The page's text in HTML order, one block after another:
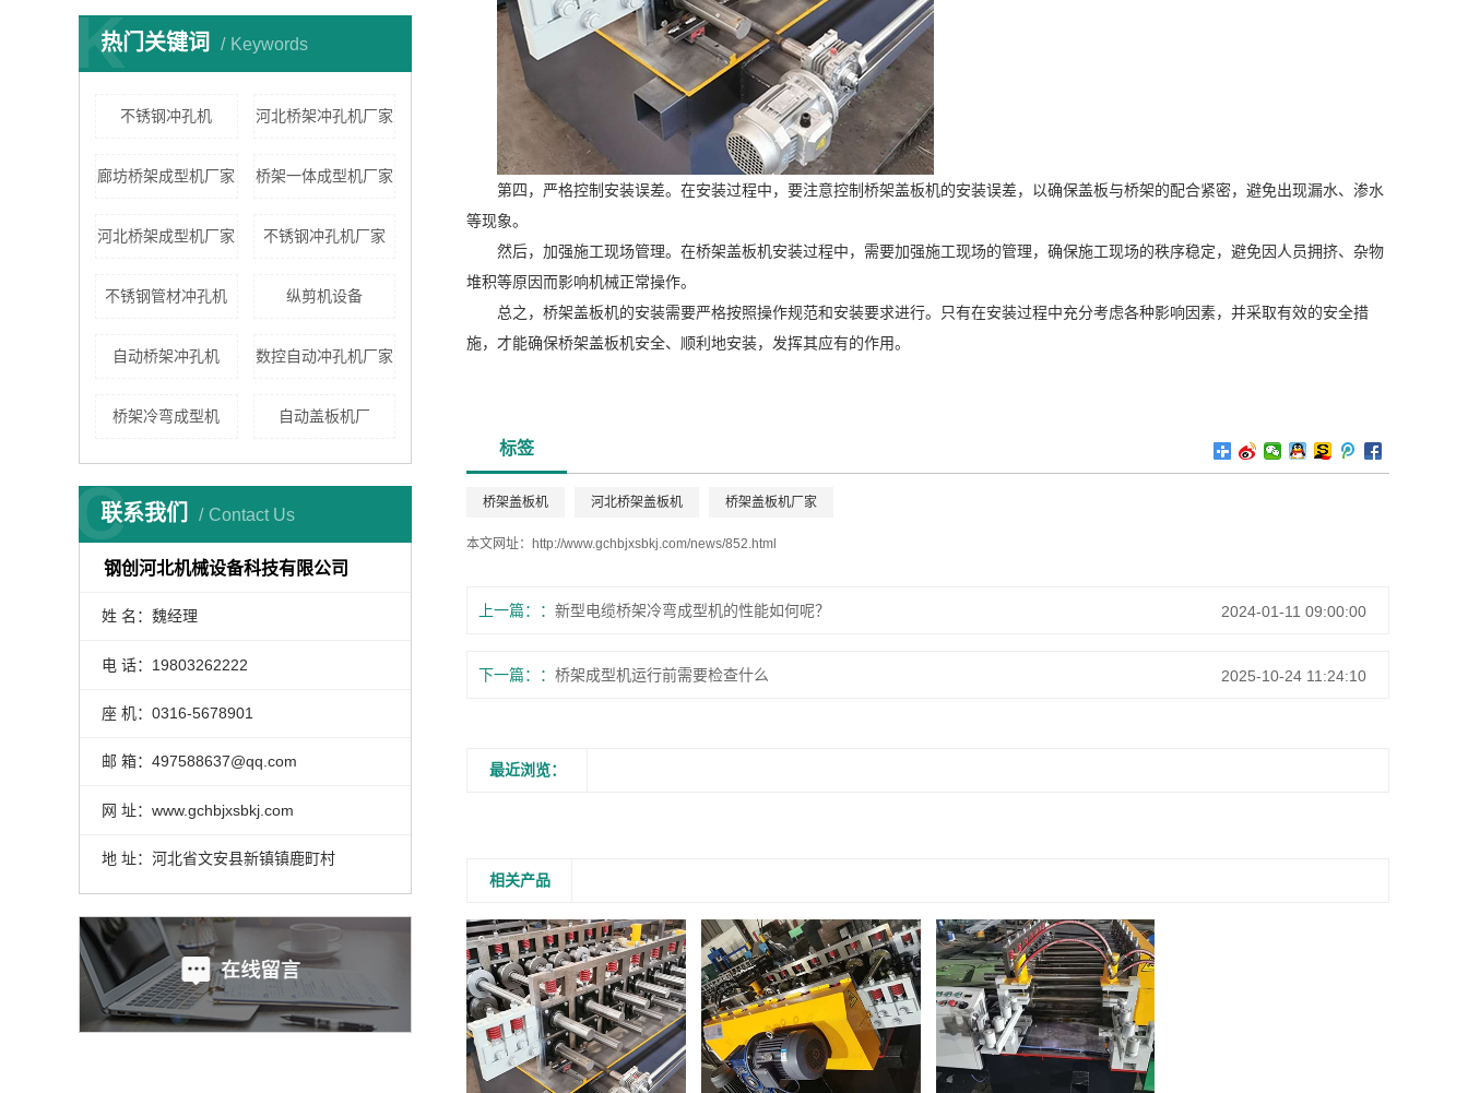
热门关键词 Keywords
K
不锈钢冲孔机 河北桥架冲孔机厂家
廊坊桥架成型机厂家 桥架一体成型机厂家
河北桥架成型机厂家 不锈钢冲孔机厂家
不锈钢管材冲孔机 纵剪机设备
自动桥架冲孔机 数控自动冲孔机厂家
桥架冷弯成型机 自动盖板机厂
联系我们 Contact Us
C
钢创河北机械设备科技有限公司
姓 名：魏经理
电 话：19803262222
座 机：0316-5678901
邮 箱：497588637@qq.com
网 址：www.gchbjxsbkj.com
地 址：河北省文安县新镇镇鹿町村
第四，严格控制安装误差。在安装过程中，要注意控制桥架盖板机的安装误差，以确保盖板与桥架的配合紧密，避免出现漏水、渗水
等现象。
然后，加强施工现场管理。在桥架盖板机安装过程中，需要加强施工现场的管理，确保施工现场的秩序稳定，避免因人员拥挤、杂物
堆积等原因而影响机械正常操作。
总之，桥架盖板机的安装需要严格按照操作规范和安装要求进行。只有在安装过程中充分考虑各种影响因素，并采取有效的安全措
施，才能确保桥架盖板机安全、顺利地安装，发挥其应有的作用。
标签
桥架盖板机 河北桥架盖板机 桥架盖板机厂家
本文网址： http://www.gchbjxsbkj.com/news/852.html
上一篇： 新型电缆桥架冷弯成型机的性能如何呢？ 2024-01-11 09:00:00
下一篇： 桥架成型机运行前需要检查什么 2025-10-24 11:24:10
最近浏览：
相关产品